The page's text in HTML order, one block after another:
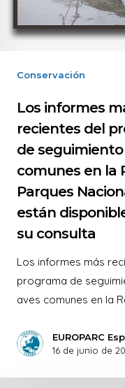
Conservación
Los informes
recientes del
de seguimiento
comunes en la
Parques
están
su consulta
Los informes más
programa de
aves comunes en la
EUROPARC
16 de junio de